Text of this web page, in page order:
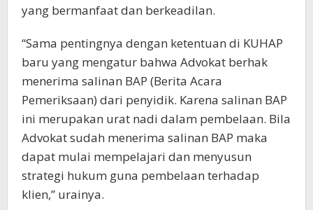
yang bermanfaat dan berkeadilan.
“Sama pentingnya dengan ketentuan di KUHAP
baru yang mengatur bahwa Advokat berhak
menerima salinan BAP (Berita Acara
Pemeriksaan) dari penyidik. Karena salinan BAP
ini merupakan urat nadi dalam pembelaan. Bila
Advokat sudah menerima salinan BAP maka
dapat mulai mempelajari dan menyusun
strategi hukum guna pembelaan terhadap
klien,” urainya.